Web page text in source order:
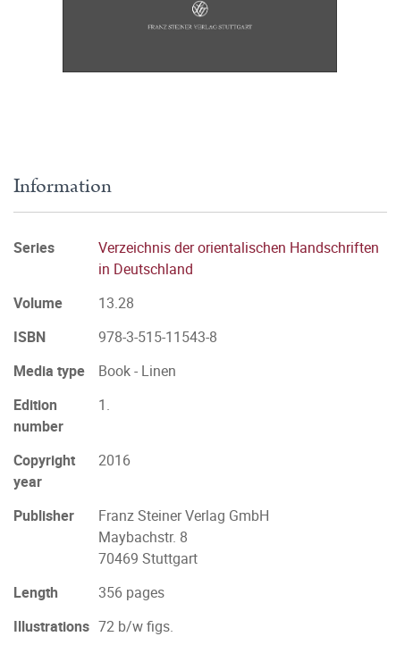
Information
Series
Verzeichnis der orientalischen Handschriften
in Deutschland
Volume
13.28
ISBN
978-3-515-11543-8
Media type
Book - Linen
Edition
number
1.
Copyright
year
2016
Publisher
Franz Steiner Verlag GmbH
Maybachstr. 8
70469 Stuttgart
Length
356 pages
Illustrations 72 b/w figs.